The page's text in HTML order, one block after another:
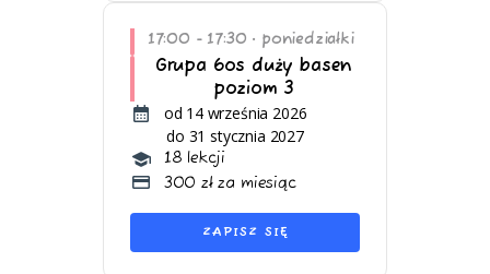
17:00 - 17:30 • poniedziałki
Grupa 6os duży basen
poziom 3
od 14 września 2026
do 31 stycznia 2027
18 lekcji
300 zł za miesiąc
ZAPISZ SIĘ